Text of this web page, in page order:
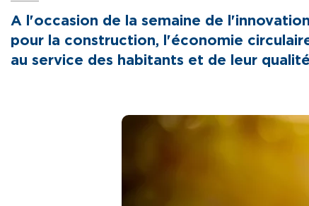
A l'occasion de la semaine de
pour la construction, l'économie
au service des habitants et de leur